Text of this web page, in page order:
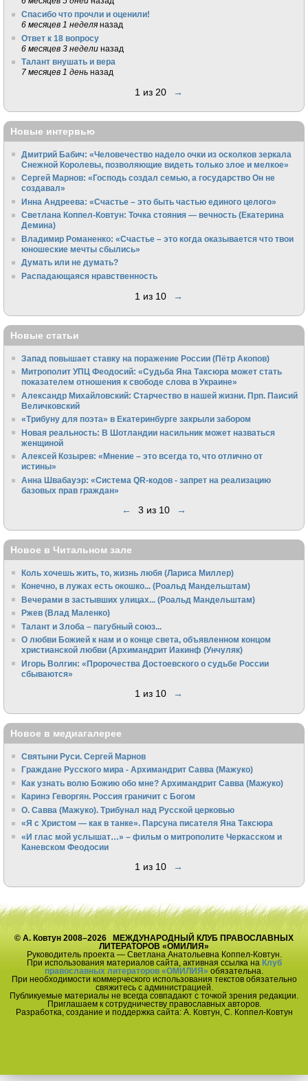
Спасибо что прочли и оценили!
6 месяцев 1 неделя назад
Ответ к 18 вопросу
6 месяцев 3 недели назад
Талант внушать и вера
7 месяцев 1 день назад
1 из 20 →
Новые интервью
Дмитрий Бабич: «Человечество надело очки из осколков зеркала
Снежной Королевы, позволяющие видеть только злое и мелкое»
Сергей Марнов: «Господь создал семью, а государство Он не
создавал»
Инна Андреева: «Счастье – это быть частью единого целого»
Светлана Коппел-Ковтун: Точка стояния — вечность (Екатерина
Демина)
Владимир Романенко: «Счастье – это когда оказывается что твои
юношеские мечты сбылись»
Думать или не думать?
Распадающаяся нравственность
1 из 10 →
Новые статьи
Запад повышает ставку на поражение России (Пётр Акопов)
Митрополит УПЦ Феодосий: «Судьба Яна Таксюра может стать
показателем отношения к свободе слова в Украине»
Алек­сандр Михайловский: Старчество в нашей жизни. Прп. Паисий
Величковский
«Трибуну для поэта» в Екатеринбурге закрыли забором
Новая реальность: В Шотландии насильник может назваться
женщиной
Алексей Козырев: «Мнение – это всегда то, что отлично от
истины»
Анна Швабауэр: «Система QR-кодов - запрет на реализацию
базовых прав граждан»
← 3 из 10 →
Новое в Читальном зале
Коль хочешь жить, то, жизнь любя (Лариса Миллер)
Конечно, в лужах есть окошко... (Роальд Мандельштам)
Вечерами в застывших улицах... (Роальд Мандельштам)
Ржев (Влад Маленко)
Талант и Злоба – пагубный союз...
О любви Божией к нам и о конце света, объявленном концом
христианской любви (Архимандрит Иакинф (Унчуляк)
Игорь Волгин: «Пророчества Достоевского о судьбе России
сбываются»
1 из 10 →
Новое в медиагалерее
Святыни Руси. Сергей Марнов
Граждане Русского мира - Архимандрит Савва (Мажуко)
Как узнать волю Божию обо мне? Архимандрит Савва (Мажуко)
Каринэ Геворгян. Россия граничит с Богом
О. Савва (Мажуко). Трибунал над Русской церковью
«Я с Христом — как в танке». Парсуна писателя Яна Таксюра
«И глас мой услышат…» – фильм о митрополите Черкасском и
Каневском Феодосии
1 из 10 →
© А. Ковтун 2008–2026 МЕЖДУНАРОДНЫЙ КЛУБ ПРАВОСЛАВНЫХ
ЛИТЕРАТОРОВ «ОМИЛИЯ»
Руководитель проекта — Светлана Анатольевна Коппел-Ковтун.
При использования материалов сайта, активная ссылка на Клуб
православных литераторов «ОМИЛИЯ» обязательна.
При необходимости коммерческого использования текстов обязательно
свяжитесь с администрацией.
Публикуемые материалы не всегда совпадают с точкой зрения редакции.
Приглашаем к сотрудничеству православных авторов.
Разработка, создание и поддержка сайта: А. Ковтун, С. Коппел-Ковтун